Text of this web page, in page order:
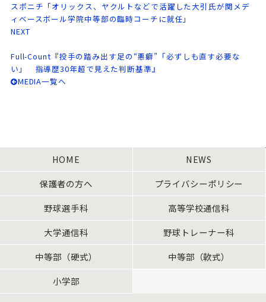
スポニチ「オリックス、ヤクルトなどで活躍した大引氏が関メデ
ィベースボール学院中等部の臨時コーチに就任」
NEXT
Full-Count『投手の踏み出す足の“悪癖”「必ずしも直す必要な
い」 指導歴30年超で見えた判断基準』
MEDIA一覧へ
HOME
NEWS
保護者の方へ
プライバシーポリシー
野球選手科
高等学校通信科
大学通信科
野球トレーナー科
中等部（硬式）
中等部（軟式）
小学部